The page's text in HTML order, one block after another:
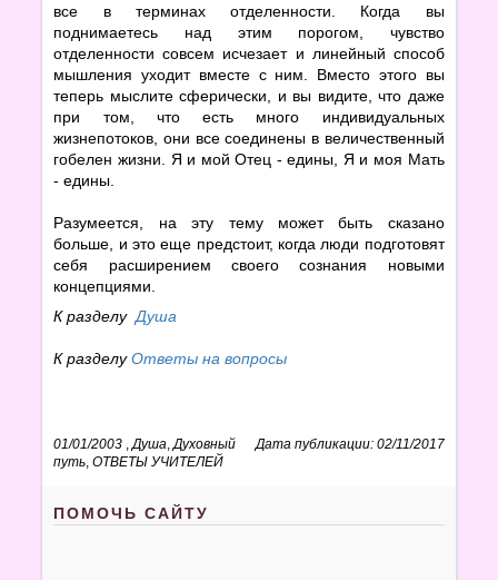
все в терминах отделенности. Когда вы
поднимаетесь над этим порогом, чувство
отделенности совсем исчезает и линейный способ
мышления уходит вместе с ним. Вместо этого вы
теперь мыслите сферически, и вы видите, что даже
при том, что есть много индивидуальных
жизнепотоков, они все соединены в величественный
гобелен жизни. Я и мой Отец - едины, Я и моя Мать
- едины.
Разумеется, на эту тему может быть сказано
больше, и это еще предстоит, когда люди подготовят
себя расширением своего сознания новыми
концепциями.
К разделуДуша
К разделуОтветы на вопросы
01/01/2003 Дата публикации: 02/11/2017
,Душа ,Духовный
путь ,ОТВЕТЫ УЧИТЕЛЕЙ
ПОМОЧЬ САЙТУ